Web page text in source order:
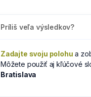
Príliš veľa výsledkov?
Zadajte svoju polohu a
Môžete použiť aj kľúčové
Bratislava